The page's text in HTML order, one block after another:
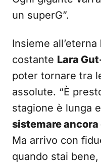
un superG”.
Insieme all’eterna
costante Lara
poter tornare tra
assolute. “È
stagione è lunga
sistemare
Ma arrivo con
quando stai